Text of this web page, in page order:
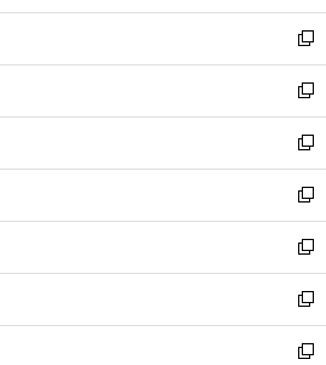
開
く
ウ
で
開
く
ン
ド
ウ
で
開
く
新
し
い
ウ
ィ
ン
ド
ウ
で
開
く
新
し
い
ウ
ィ
ン
ド
ウ
で
開
く
新
し
い
ウ
ィ
ン
ド
ウ
で
新
し
い
ウ
ィ
ン
ド
新
し
い
ウ
ィ
新
し
い
新